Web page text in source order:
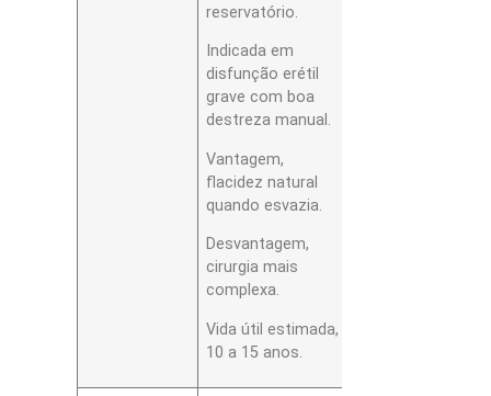
reservatório.
Indicada em
disfunção erétil
grave com boa
destreza manual.
Vantagem,
flacidez natural
quando esvazia.
Desvantagem,
cirurgia mais
complexa.
Vida útil estimada,
10 a 15 anos.